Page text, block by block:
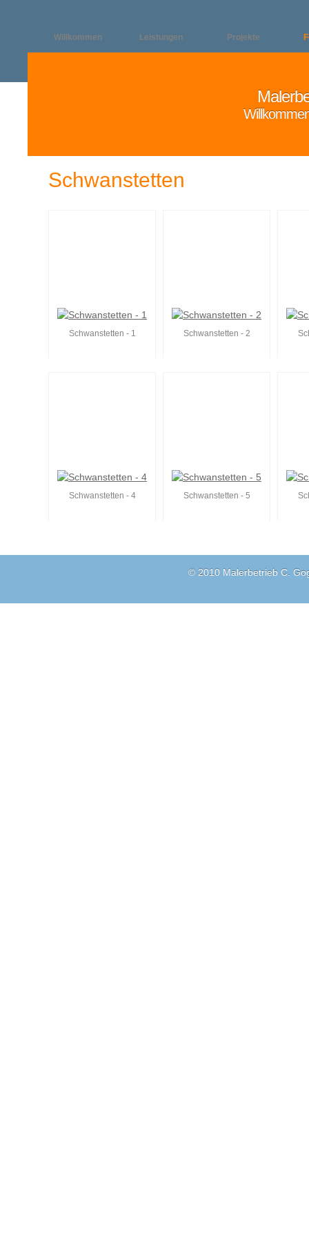
Willkommen Leistungen Projekte
Schwanstetten
Schwanstetten - 1 Schwanstetten - 2
Schwanstetten - 4 Schwanstetten - 5
© 2010 Malerbetrieb C.